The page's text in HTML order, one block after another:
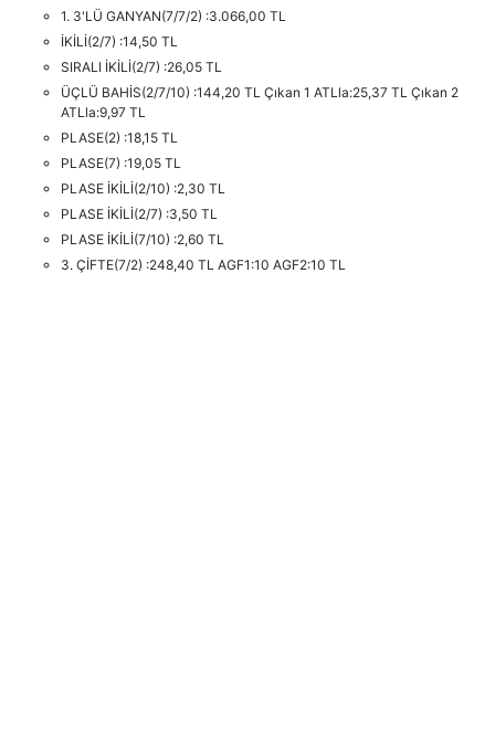
1. 3'LÜ GANYAN(7/7/2) :3.066,00 TL
İKİLİ(2/7) :14,50 TL
SIRALI İKİLİ(2/7) :26,05 TL
ÜÇLÜ BAHİS(2/7/10) :144,20 TL Çıkan 1 ATLla:25,37 TL Çıkan 2
ATLla:9,97 TL
PLASE(2) :18,15 TL
PLASE(7) :19,05 TL
PLASE İKİLİ(2/10) :2,30 TL
PLASE İKİLİ(2/7) :3,50 TL
PLASE İKİLİ(7/10) :2,60 TL
3. ÇİFTE(7/2) :248,40 TL AGF1:10 AGF2:10 TL